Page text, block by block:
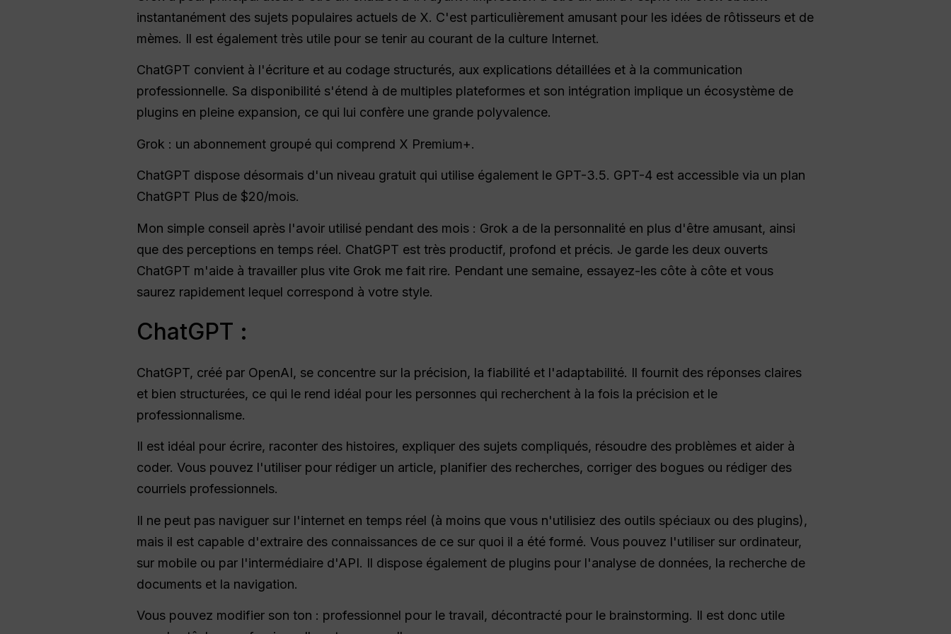
instantanément des sujets populaires actuels de X. C'est particulièrement amusant pour les idées de rôtisseurs et de
mèmes. Il est également très utile pour se tenir au courant de la culture Internet.
ChatGPT convient à l'écriture et au codage structurés, aux explications détaillées et à la communication
professionnelle. Sa disponibilité s'étend à de multiples plateformes et son intégration implique un écosystème de
plugins en pleine expansion, ce qui lui confère une grande polyvalence.
Grok : un abonnement groupé qui comprend X Premium+.
ChatGPT dispose désormais d'un niveau gratuit qui utilise également le GPT-3.5. GPT-4 est accessible via un plan
ChatGPT Plus de $20/mois.
Mon simple conseil après l'avoir utilisé pendant des mois : Grok a de la personnalité en plus d'être amusant, ainsi
que des perceptions en temps réel. ChatGPT est très productif, profond et précis. Je garde les deux ouverts
ChatGPT m'aide à travailler plus vite Grok me fait rire. Pendant une semaine, essayez-les côte à côte et vous
saurez rapidement lequel correspond à votre style.
ChatGPT :
ChatGPT, créé par OpenAI, se concentre sur la précision, la fiabilité et l'adaptabilité. Il fournit des réponses claires
et bien structurées, ce qui le rend idéal pour les personnes qui recherchent à la fois la précision et le
professionnalisme.
Il est idéal pour écrire, raconter des histoires, expliquer des sujets compliqués, résoudre des problèmes et aider à
coder. Vous pouvez l'utiliser pour rédiger un article, planifier des recherches, corriger des bogues ou rédiger des
courriels professionnels.
Il ne peut pas naviguer sur l'internet en temps réel (à moins que vous n'utilisiez des outils spéciaux ou des plugins),
mais il est capable d'extraire des connaissances de ce sur quoi il a été formé. Vous pouvez l'utiliser sur ordinateur,
sur mobile ou par l'intermédiaire d'API. Il dispose également de plugins pour l'analyse de données, la recherche de
documents et la navigation.
Vous pouvez modifier son ton : professionnel pour le travail, décontracté pour le brainstorming. Il est donc utile